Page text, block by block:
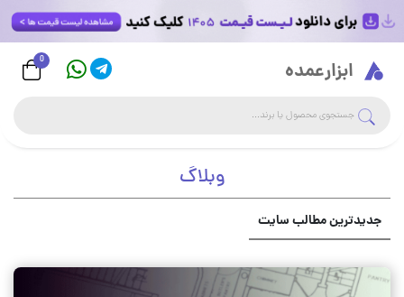
ابزارعمده 0
جستجوی فروشگاه
وبلاگ
جدیدترین مطالب سایت